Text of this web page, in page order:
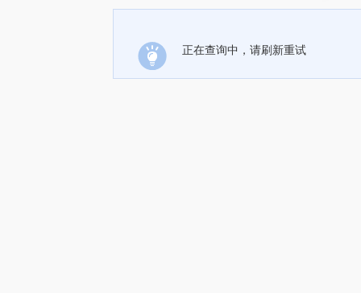
正在查询中，请刷新重试